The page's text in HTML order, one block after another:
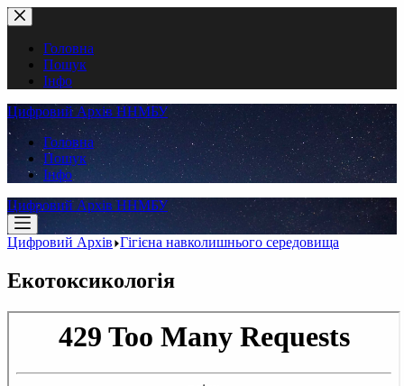
Перейти
до
вмістуГоловна
Пошук
Інфо
Цифровий Архів ННМБУ
Головна
Пошук
Інфо
Цифровий Архів ННМБУ
Цифровий Архів Гігієна навколишнього середовища
Екотоксикологія